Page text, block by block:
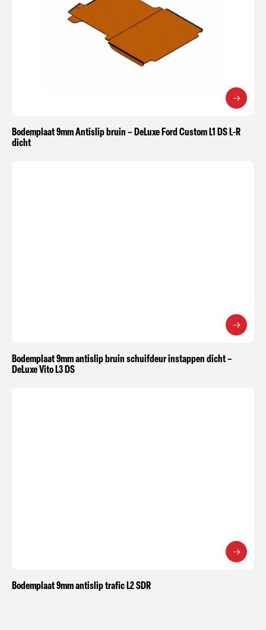
Bodemplaat 9mm Antislip bruin – DeLuxe Ford Custom L1 DS L-R
dicht
Bodemplaat 9mm antislip bruin schuifdeur instappen dicht –
DeLuxe Vito L3 DS
Bodemplaat 9mm antislip trafic L2 SDR